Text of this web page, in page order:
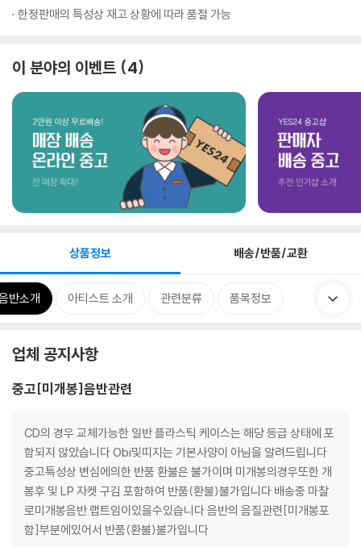
한정판매의 특성상 재고 상황에 따라 품절 가능
이 분야의 이벤트 4
상품정보 배송/반품/교환
반소개 아티스트 소개 관련분류 품목정보
업체 공지사항
중고[미개봉]음반관련
CD의 경우 교체가능한 일반 플라스틱 케이스는 해당 등급 상태에 포
함되지 않았습니다 Obi및띠지는 기본사양이 아님을 알려드립니다
중고특성상 변심에의한 반품 환불은 불가이며 미개봉의경우또한 개
봉후 및 LP 자켓 구김 포함하여 반품(환불)불가입니다 배송중 마찰
로미개봉음반.랩트임이있을수있습니다 음반의 음질관련[미개봉포
함]부분에있어서 반품(환불)불가입니다